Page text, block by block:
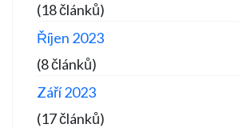
(18 článků)
Říjen 2023
(8 článků)
Září 2023
(17 článků)